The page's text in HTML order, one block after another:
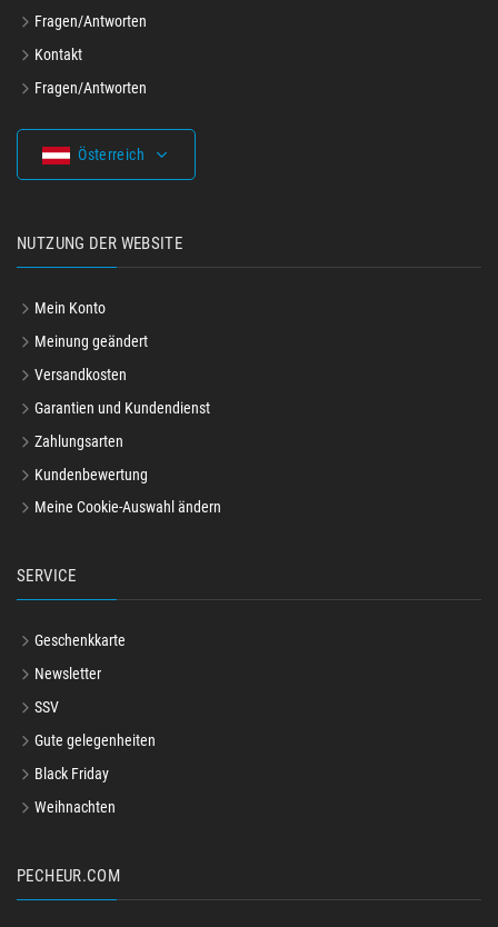
Fragen/Antworten
Kontakt
Fragen/Antworten
Österreich
NUTZUNG DER WEBSITE
Mein Konto
Meinung geändert
Versandkosten
Garantien und Kundendienst
Zahlungsarten
Kundenbewertung
Meine Cookie-Auswahl ändern
SERVICE
Geschenkkarte
Newsletter
SSV
Gute gelegenheiten
Black Friday
Weihnachten
PECHEUR.COM